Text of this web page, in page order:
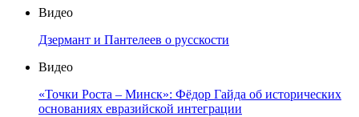
Видео
Дзермант и Пантелеев о русскости
Видео
«Точки Роста – Минск»: Фёдор Гайда об исторических
основаниях евразийской интеграции